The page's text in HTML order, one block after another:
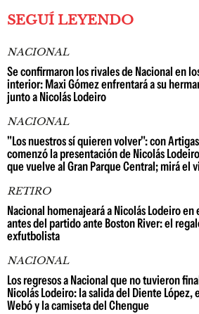
SEGUÍ LEYENDO
NACIONAL
Se confirmaron los rivales de Nacional en
interior: Maxi Gómez enfrentará a su
junto a Nicolás Lodeiro
NACIONAL
"Los nuestros sí quieren volver": con
comenzó la presentación de Nicolás
que vuelve al Gran Parque Central; mirá el
RETIRO
Nacional homenajeará a Nicolás Lodeiro en
antes del partido ante Boston River: el
exfutbolista
NACIONAL
Los regresos a Nacional que no tuvieron
Nicolás Lodeiro: la salida del Diente
Webó y la camiseta del Chengue